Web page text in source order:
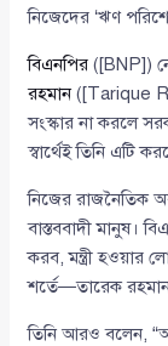
নিজেদের ‘ঋণ
বিএনপির ([BNP])
রহমান([Tarique
সংস্কার না করলে
স্বার্থেই তিনি এটি
নিজের রাজনৈতিক
বাস্তববাদী মানুষ।
করব, মন্ত্রী হওয়ার
শর্তে—তারেক
তিনি আরও বলেন,